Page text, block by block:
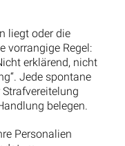
liegt oder die
vorrangige Regel:
erklärend, nicht
Jede spontane
belegen.
Personalien